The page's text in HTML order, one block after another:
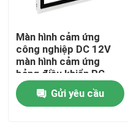
Bảng điều khiển cảm
Bảng điều khiển cảm
Màn hình cảm ứng
công nghiệp DC 12V
màn hình cảm ứng
bảng điều khiển PC
góc nhìn rộng Màn
hình HDMI VGA
Gửi yêu cầu